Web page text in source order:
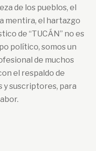
de los pueblos, el
mentira, el hartazgo
de “TUCÁN” no es
político, somos un
de muchos
el respaldo de
suscriptores, para